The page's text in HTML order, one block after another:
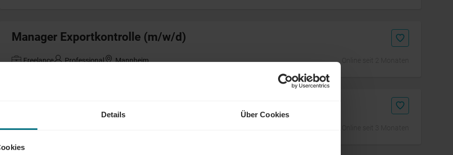
Details Über Cookies
Manager Exportkontrolle (m/w/d)
Freelance Professional Mannheim
Festanstellung